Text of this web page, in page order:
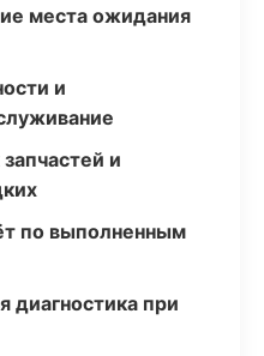
места ожидания
и
и
по выполненным
диагностика при